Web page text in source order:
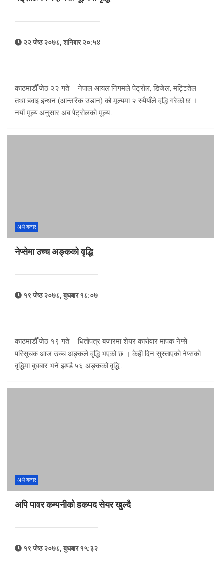
२२ जेष्ठ २०७८, शनिबार २०:५४
काठमाडौँ जेठ २२ गते । नेपाल आयल निगमले पेट्रोल, डिजेल, मट्टितेल
तथा हवाइ इन्धन (आन्तरिक उडान) को मूल्यमा २ रुपैयाँले वृद्धि गरेको छ ।
नयाँ मूल्य अनुसार अब पेट्रोलको मूल्य…
अर्थ बजार
नेप्सेमा उच्च अङ्कको वृद्धि
१९ जेष्ठ २०७८, बुधबार १८:०७
काठमाडौँ जेठ १९ गते । धितोपत्र बजारमा शेयर कारोवार मापक नेप्से
परिसूचक आज उच्च अङ्कले वृद्धि भएको छ । केही दिन सुस्ताएको नेप्सको
वृद्धिमा बुधबार भने झण्डै ५६ अङ्कको वृद्धि…
अर्थ बजार
अपि पावर कम्पनीको हकपद सेयर खुल्दै
१९ जेष्ठ २०७८, बुधबार १५:३२